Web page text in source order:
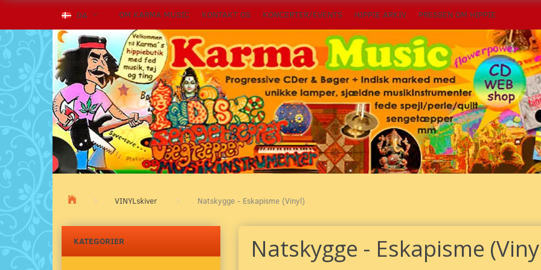
DA OM KARMA MUSIC KONTAKT OS KONCERTER/EVENTS HIPPIE ARKIV PRESSEN OM HIPPIE
VINYLskiver Natskygge - Eskapisme (Vinyl)
KATEGORIER Natskygge - Eskapisme